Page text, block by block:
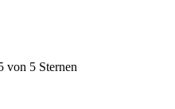
von 5 Sternen